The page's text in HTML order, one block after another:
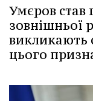
Умєров став
зовнішньої
викликають
цього